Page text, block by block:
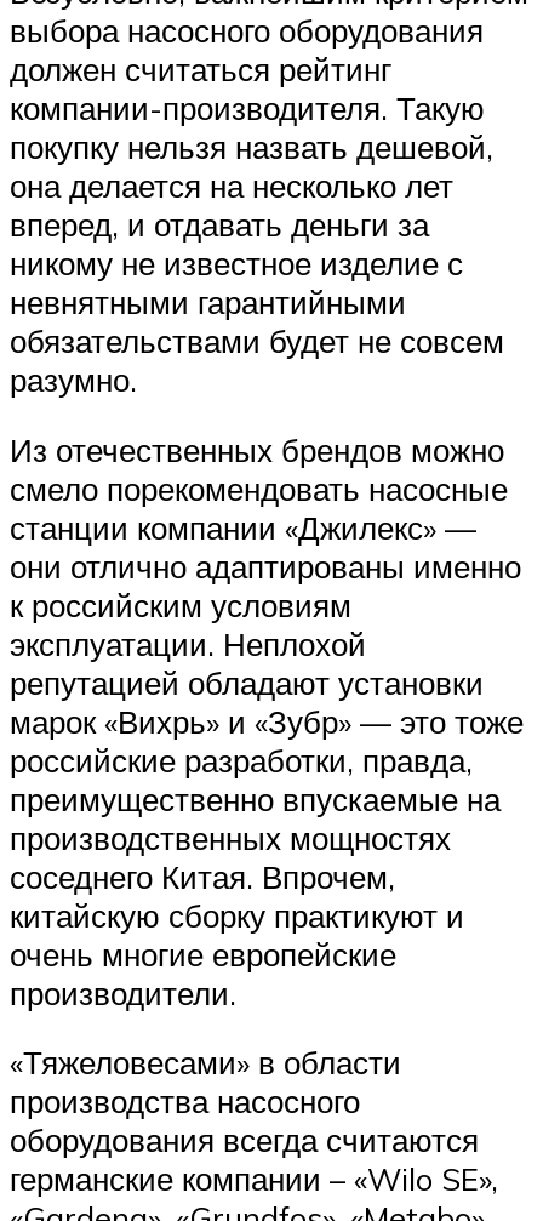
выбора насосного оборудования
должен считаться рейтинг
компании-производителя. Такую
покупку нельзя назвать дешевой,
она делается на несколько лет
вперед, и отдавать деньги за
никому не известное изделие с
невнятными гарантийными
обязательствами будет не совсем
разумно.
Из отечественных брендов можно
смело порекомендовать насосные
станции компании «Джилекс» —
они отлично адаптированы именно
к российским условиям
эксплуатации. Неплохой
репутацией обладают установки
марок «Вихрь» и «Зубр» — это тоже
российские разработки, правда,
преимущественно впускаемые на
производственных мощностях
соседнего Китая. Впрочем,
китайскую сборку практикуют и
очень многие европейские
производители.
«Тяжеловесами» в области
производства насосного
оборудования всегда считаются
германские компании – «Wilo SE»,